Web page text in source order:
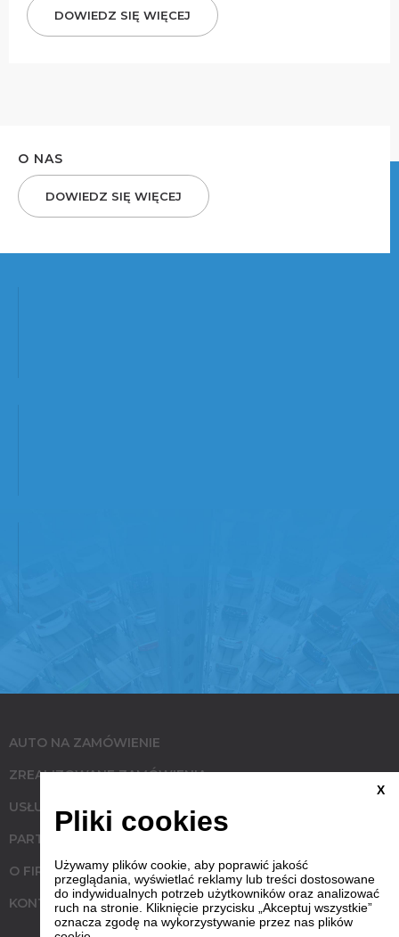
DOWIEDZ SIĘ WIĘCEJ
O NAS
DOWIEDZ SIĘ WIĘCEJ
AUTO NA ZAMÓWIENIE
ZREALIZOWANE ZAMÓWIENIA
USŁUGI
PARTNERZY
O FIRMIE
KONTAKT
X
Pliki cookies
Używamy plików cookie, aby poprawić jakość
przeglądania, wyświetlać reklamy lub treści dostosowane
do indywidualnych potrzeb użytkowników oraz analizować
ruch na stronie. Kliknięcie przycisku „Akceptuj wszystkie”
oznacza zgodę na wykorzystywanie przez nas plików